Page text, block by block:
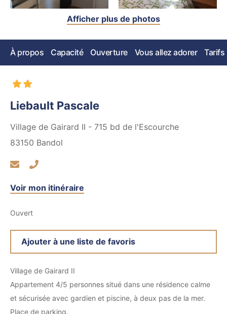
Afficher plus de photos
À propos Capacité Ouverture Vous allez adorer Tarifs
Liebault Pascale
Village de Gairard II - 715 bd de l'Escourche
83150 Bandol
Voir mon itinéraire
Ouvert
Ajouter à une liste de favoris
Village de Gairard II
Appartement 4/5 personnes situé dans une résidence calme
et sécurisée avec gardien et piscine, à deux pas de la mer.
Place de parking.